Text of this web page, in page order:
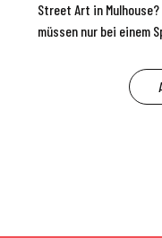
Street Art in
müssen nur bei einem